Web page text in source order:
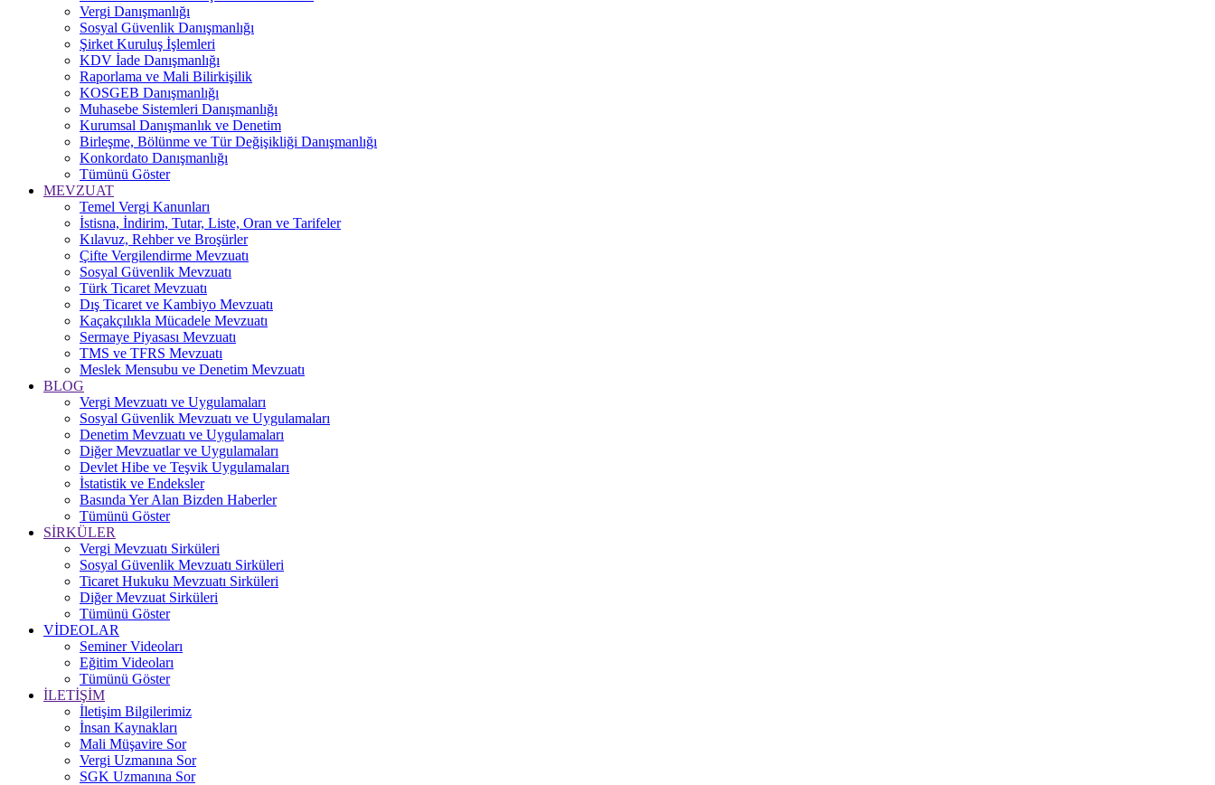
Vergi Danışmanlığı
Sosyal Güvenlik Danışmanlığı
Şirket Kuruluş İşlemleri
KDV İade Danışmanlığı
Raporlama ve Mali Bilirkişilik
KOSGEB Danışmanlığı
Muhasebe Sistemleri Danışmanlığı
Kurumsal Danışmanlık ve Denetim
Birleşme, Bölünme ve Tür Değişikliği Danışmanlığı
Konkordato Danışmanlığı
Tümünü Göster
MEVZUAT
Temel Vergi Kanunları
İstisna, İndirim, Tutar, Liste, Oran ve Tarifeler
Kılavuz, Rehber ve Broşürler
Çifte Vergilendirme Mevzuatı
Sosyal Güvenlik Mevzuatı
Türk Ticaret Mevzuatı
Dış Ticaret ve Kambiyo Mevzuatı
Kaçakçılıkla Mücadele Mevzuatı
Sermaye Piyasası Mevzuatı
TMS ve TFRS Mevzuatı
Meslek Mensubu ve Denetim Mevzuatı
BLOG
Vergi Mevzuatı ve Uygulamaları
Sosyal Güvenlik Mevzuatı ve Uygulamaları
Denetim Mevzuatı ve Uygulamaları
Diğer Mevzuatlar ve Uygulamaları
Devlet Hibe ve Teşvik Uygulamaları
İstatistik ve Endeksler
Basında Yer Alan Bizden Haberler
Tümünü Göster
SİRKÜLER
Vergi Mevzuatı Sirküleri
Sosyal Güvenlik Mevzuatı Sirküleri
Ticaret Hukuku Mevzuatı Sirküleri
Diğer Mevzuat Sirküleri
Tümünü Göster
VİDEOLAR
Seminer Videoları
Eğitim Videoları
Tümünü Göster
İLETİŞİM
İletişim Bilgilerimiz
İnsan Kaynakları
Mali Müşavire Sor
Vergi Uzmanına Sor
SGK Uzmanına Sor